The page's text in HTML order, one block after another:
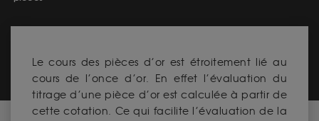
Le cours des pièces d’or est étroitement lié au
cours de l’once d’or. En effet l’évaluation du
titrage d’une pièce d’or est calculée à partir de
cette cotation. Ce qui facilite l’évaluation de la